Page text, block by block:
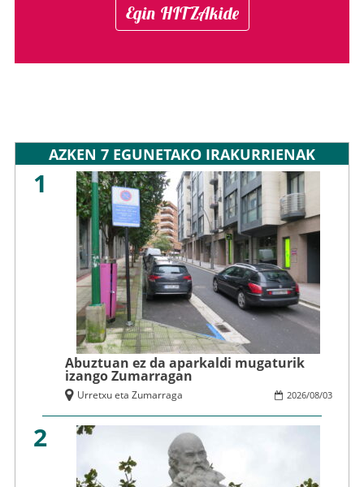
Egin HITZAkide
AZKEN 7 EGUNETAKO IRAKURRIENAK
1
Abuztuan ez da aparkaldi mugaturik
izango Zumarragan
2026/08/03
Urretxu eta Zumarraga
2